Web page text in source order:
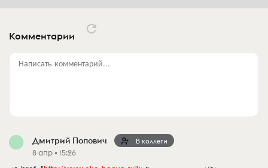
Комментарии
Написать комментарий...
Дмитрий Попович В коллеги
8 апр • 15:26